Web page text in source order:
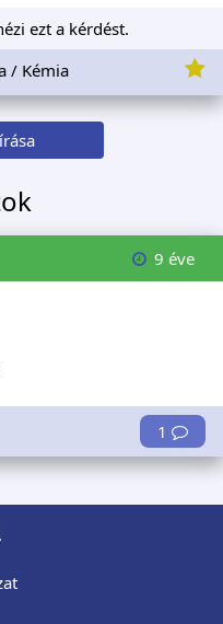
ezt a kérdést.
/ Kémia
9 éve
1